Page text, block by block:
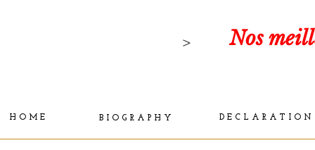
Nos
H O M E B I O G R A P H Y D E C L A R A T I O N